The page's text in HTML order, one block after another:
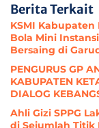
Berita Terkait
KSMI
Bola Mini
Bersaing di
PENGURUS GP
KABUPATEN
DIALOG
Ahli Gizi SPPG
di Sejumlah Titik